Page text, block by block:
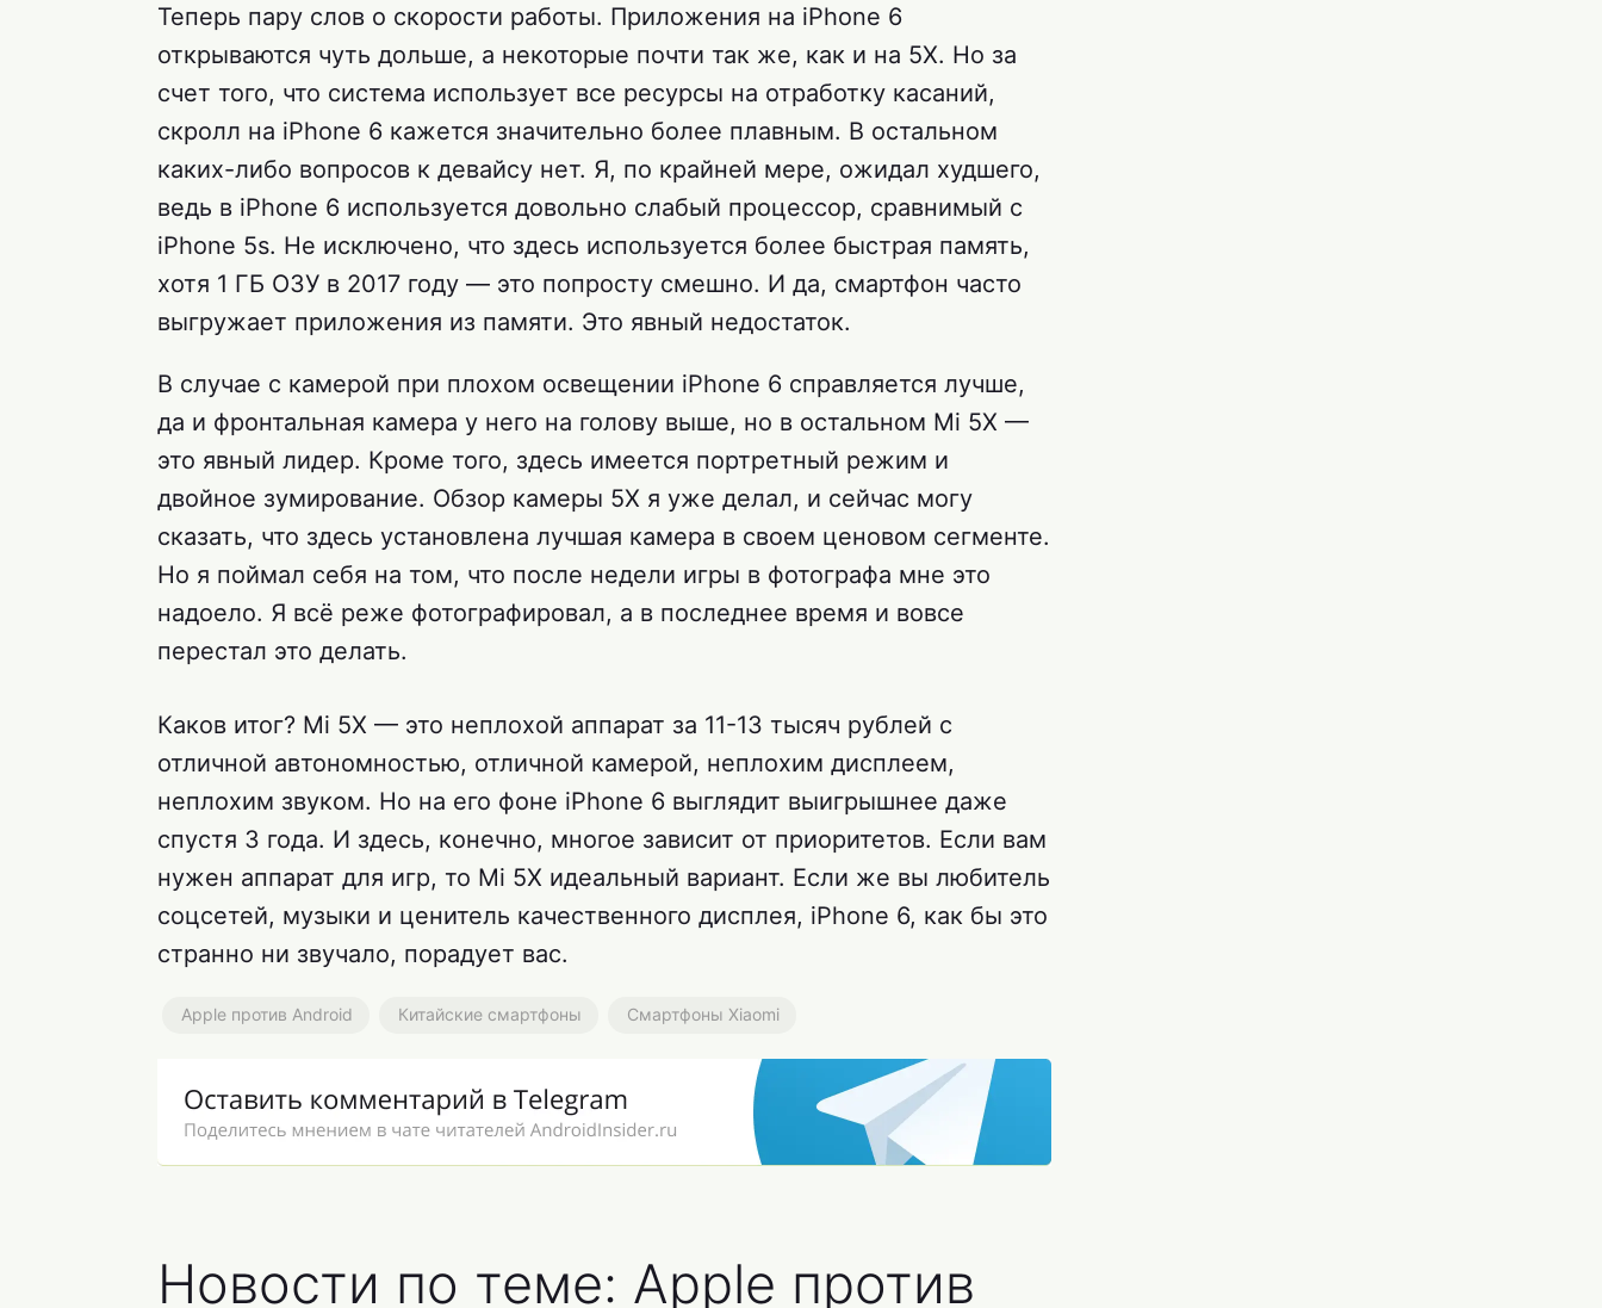
Теперь пару слов о скорости работы. Приложения на iPhone 6
открываются чуть дольше, а некоторые почти так же, как и на 5X. Но за
счет того, что система использует все ресурсы на отработку касаний,
скролл на iPhone 6 кажется значительно более плавным. В остальном
каких-либо вопросов к девайсу нет. Я, по крайней мере, ожидал худшего,
ведь в iPhone 6 используется довольно слабый процессор, сравнимый с
iPhone 5s. Не исключено, что здесь используется более быстрая память,
хотя 1 ГБ ОЗУ в 2017 году — это попросту смешно. И да, смартфон часто
выгружает приложения из памяти. Это явный недостаток.
В случае с камерой при плохом освещении iPhone 6 справляется лучше,
да и фронтальная камера у него на голову выше, но в остальном Mi 5X —
это явный лидер. Кроме того, здесь имеется портретный режим и
двойное зумирование. Обзор камеры 5X я уже делал, и сейчас могу
сказать, что здесь установлена лучшая камера в своем ценовом сегменте.
Но я поймал себя на том, что после недели игры в фотографа мне это
надоело. Я всё реже фотографировал, а в последнее время и вовсе
перестал это делать.
Каков итог? Mi 5X — это неплохой аппарат за 11-13 тысяч рублей с
отличной автономностью, отличной камерой, неплохим дисплеем,
неплохим звуком. Но на его фоне iPhone 6 выглядит выигрышнее даже
спустя 3 года. И здесь, конечно, многое зависит от приоритетов. Если вам
нужен аппарат для игр, то Mi 5X идеальный вариант. Если же вы любитель
соцсетей, музыки и ценитель качественного дисплея, iPhone 6, как бы это
странно ни звучало, порадует вас.
Apple против Android Китайские смартфоны Смартфоны Xiaomi
Новости по теме: Apple против